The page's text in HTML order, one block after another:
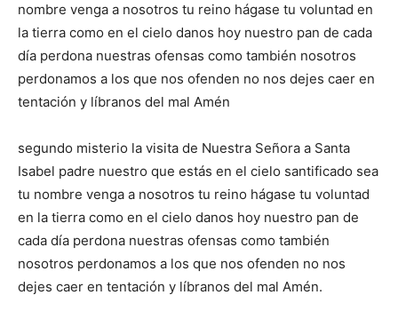
nombre venga a nosotros tu reino hágase tu voluntad en
la tierra como en el cielo danos hoy nuestro pan de cada
día perdona nuestras ofensas como también nosotros
perdonamos a los que nos ofenden no nos dejes caer en
tentación y líbranos del mal Amén
segundo misterio la visita de Nuestra Señora a Santa
Isabel padre nuestro que estás en el cielo santificado sea
tu nombre venga a nosotros tu reino hágase tu voluntad
en la tierra como en el cielo danos hoy nuestro pan de
cada día perdona nuestras ofensas como también
nosotros perdonamos a los que nos ofenden no nos
dejes caer en tentación y líbranos del mal Amén.